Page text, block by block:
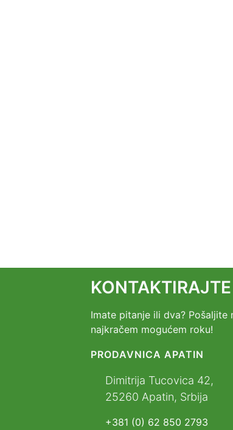
Imate pitanje ili dva?
najkračem mogućem roku!
PRODAVNICA APATIN
Dimitrija Tucovica 42,
25260 Apatin, Srbija
+381 (0) 62 850 2793